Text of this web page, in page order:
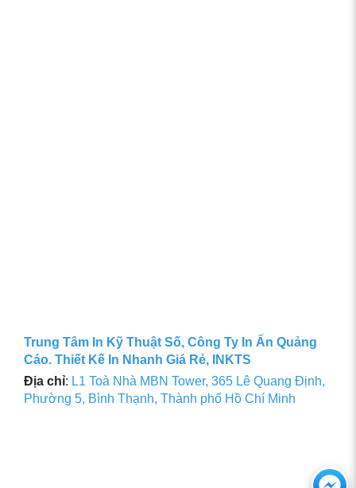
Trung Tâm In Kỹ Thuật Số, Công Ty In Ấn Quảng
Cáo. Thiết Kế In Nhanh Giá Rẻ, INKTS
Địa chỉ: L1 Toà Nhà MBN Tower, 365 Lê Quang Định,
Phường 5, Bình Thạnh, Thành phố Hồ Chí Minh